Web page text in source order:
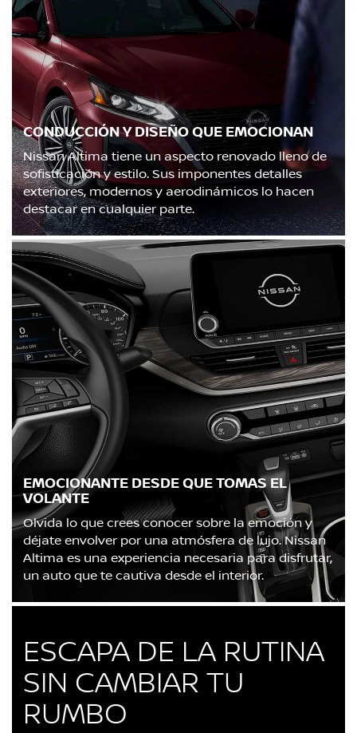
CONDUCCIÓN Y DISEÑO QUE EMOCIONAN
Nissan Altima tiene un aspecto renovado lleno de
sofisticación y estilo. Sus imponentes detalles
exteriores, modernos y aerodinámicos lo hacen
destacar en cualquier parte.
EMOCIONANTE DESDE QUE TOMAS EL
VOLANTE
Olvida lo que crees conocer sobre la emoción y
déjate envolver por una atmósfera de lujo. Nissan
Altima es una experiencia necesaria para disfrutar,
un auto que te cautiva desde el interior.
ESCAPA DE LA RUTINA
SIN CAMBIAR TU
RUMBO